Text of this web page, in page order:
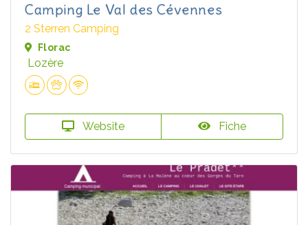
Camping Le Val des Cévennes
2 Sterren Camping
Florac
Lozère
Website Fiche